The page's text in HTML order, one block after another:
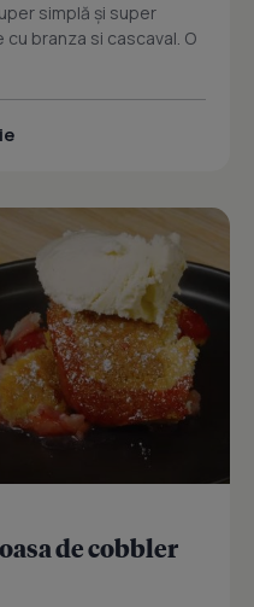
simplă și super
branza si cascaval. O
de cobbler